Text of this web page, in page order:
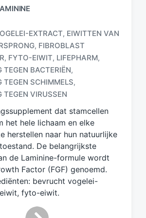
EXTRACT, EIWITTEN VAN
, FIBROBLAST
, FYTO-EIWIT, LIFEPHARM,
TEGEN BACTERIËN,
TEGEN SCHIMMELS,
TEGEN VIRUSSEN
dat stamcellen
het hele lichaam en elke
herstellen naar hun natuurlijke
De belangrijkste
de Laminine-formule wordt
Factor (FGF) genoemd.
bevrucht vogelei-
fyto-eiwit.